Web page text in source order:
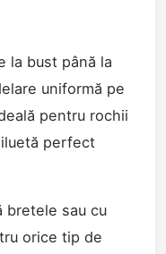
la bust până la
uniformă pe
pentru rochii
perfect
bretele sau cu
orice tip de